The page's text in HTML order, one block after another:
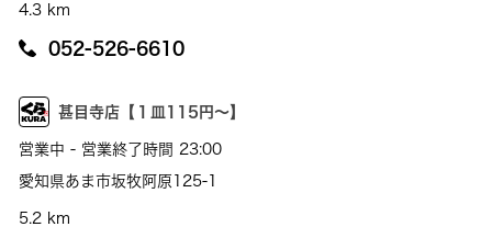
4.3 km
052-526-6610
甚目寺店【１皿115円～】
営業中 - 営業終了時間 23:00
愛知県あま市坂牧阿原125-1
5.2 km